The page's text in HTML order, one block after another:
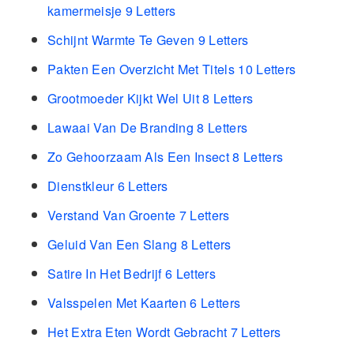
kamermeisje 9 Letters
Schijnt Warmte Te Geven 9 Letters
Pakten Een Overzicht Met Titels 10 Letters
Grootmoeder Kijkt Wel Uit 8 Letters
Lawaai Van De Branding 8 Letters
Zo Gehoorzaam Als Een Insect 8 Letters
Dienstkleur 6 Letters
Verstand Van Groente 7 Letters
Geluid Van Een Slang 8 Letters
Satire In Het Bedrijf 6 Letters
Valsspelen Met Kaarten 6 Letters
Het Extra Eten Wordt Gebracht 7 Letters